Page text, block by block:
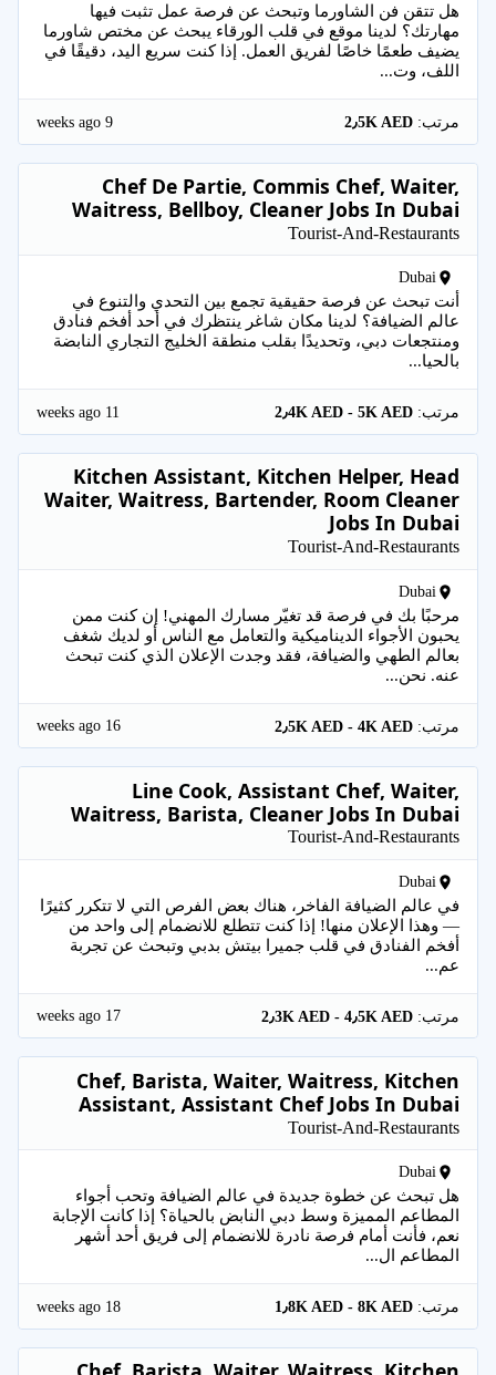
هل تتقن فن الشاورما وتبحث عن فرصة عمل تثبت فيها
مهارتك؟ لدينا موقع في قلب الورقاء يبحث عن مختص شاورما
يضيف طعمًا خاصًا لفريق العمل. إذا كنت سريع اليد، دقيقًا في
اللف، وت...
مرتب: 9 weeks ago
Chef De Partie, Commis Chef, Waiter,
Waitress, Bellboy, Cleaner Jobs In Dubai
Tourist-And-Restaurants
Dubai
أنت تبحث عن فرصة حقيقية تجمع بين التحدي والتنوع في
عالم الضيافة؟ لدينا مكان شاغر ينتظرك في أحد أفخم فنادق
ومنتجعات دبي، وتحديدًا بقلب منطقة الخليج التجاري النابضة
بالحيا...
مرتب: 11 weeks ago
Kitchen Assistant, Kitchen Helper, Head
Waiter, Waitress, Bartender, Room Cleaner
Jobs In Dubai
Tourist-And-Restaurants
Dubai
مرحبًا بك في فرصة قد تغيّر مسارك المهني! إن كنت ممن
يحبون الأجواء الديناميكية والتعامل مع الناس أو لديك شغف
بعالم الطهي والضيافة، فقد وجدت الإعلان الذي كنت تبحث
عنه. نحن...
مرتب: 16 weeks ago
Line Cook, Assistant Chef, Waiter,
Waitress, Barista, Cleaner Jobs In Dubai
Tourist-And-Restaurants
Dubai
في عالم الضيافة الفاخر، هناك بعض الفرص التي لا تتكرر كثيرًا
— وهذا الإعلان منها! إذا كنت تتطلع للانضمام إلى واحد من
أفخم الفنادق في قلب جميرا بيتش بدبي وتبحث عن تجربة
عم...
مرتب: 17 weeks ago
Chef, Barista, Waiter, Waitress, Kitchen
Assistant, Assistant Chef Jobs In Dubai
Tourist-And-Restaurants
Dubai
هل تبحث عن خطوة جديدة في عالم الضيافة وتحب أجواء
المطاعم المميزة وسط دبي النابض بالحياة؟ إذا كانت الإجابة
نعم، فأنت أمام فرصة نادرة للانضمام إلى فريق أحد أشهر
المطاعم ال...
مرتب: 18 weeks ago